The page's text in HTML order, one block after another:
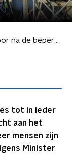
Nu alvast een reis boeken voor na de beperkingen? Dit zijn je risico's
tot in ieder
aan het
mensen zijn
Minister